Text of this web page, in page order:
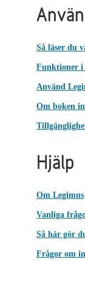
Så läser du
Funktioner i
Använd
Om boken
Hjälp
Om Legimus
Vanliga
Så här gör
Frågor om